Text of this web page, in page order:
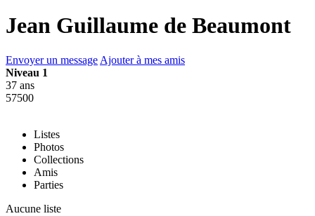
Jean Guillaume de Beaumont
Envoyer un message Ajouter à mes amis
Niveau 1
37 ans
57500
Listes
Photos
Collections
Amis
Parties
Aucune liste